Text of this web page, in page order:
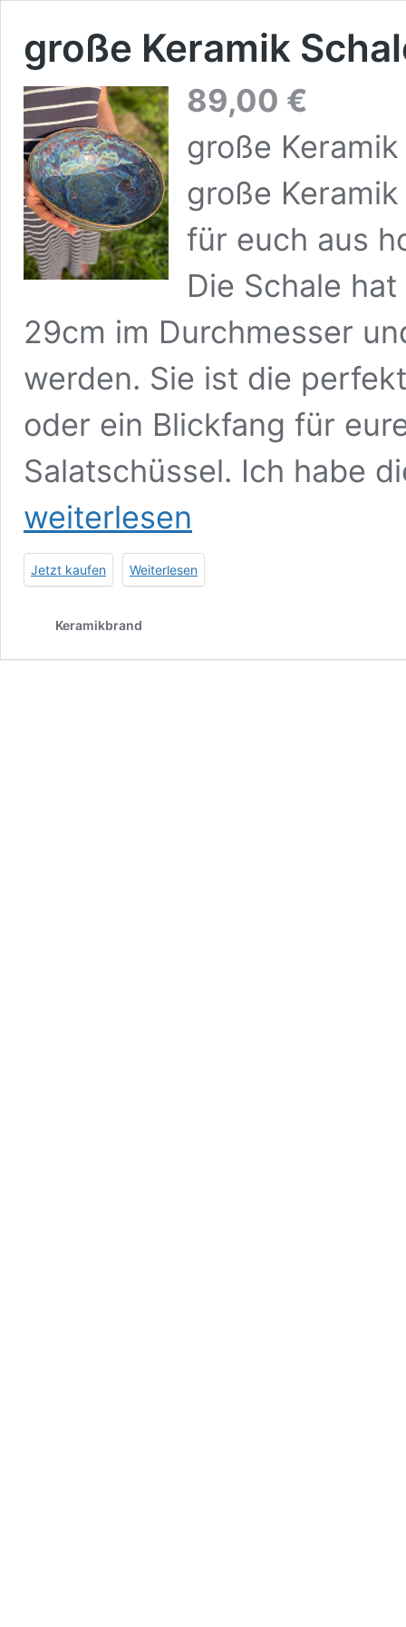
große Keramik
89,00 €
große
große
für euch aus
Die Schale
29cm im Durchmesser
werden. Sie ist die
oder ein Blickfang für
Salatschüssel. Ich habe
weiterlesen
Jetzt kaufen Weiterlesen
Keramikbrand